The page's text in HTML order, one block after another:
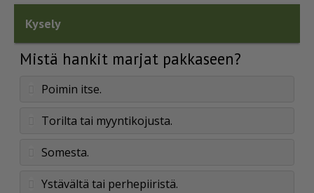
Kysely
Mistä hankit marjat pakkaseen?
Poimin itse.
Torilta tai myyntikojusta.
Somesta.
Ystävältä tai perhepiiristä.